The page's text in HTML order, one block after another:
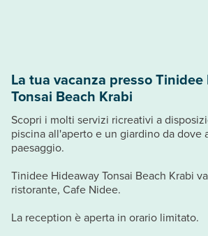
La tua vacanza presso
Tonsai Beach Krabi
Scopri i molti servizi ricreativi a
piscina all'aperto e un giardino da dove
paesaggio.
Tinidee Hideaway Tonsai Beach Krabi
ristorante, Cafe Nidee.
La reception è aperta in orario limitato.